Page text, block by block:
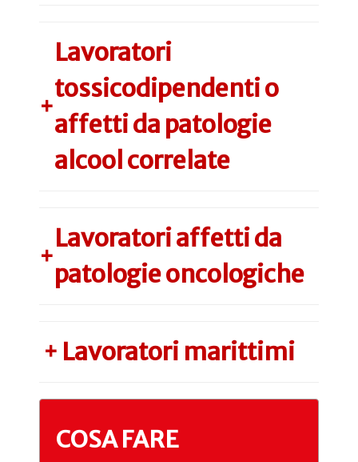
+
Lavoratori
tossicodipendenti o
affetti da patologie
alcool correlate
+
Lavoratori affetti da
patologie oncologiche
+ Lavoratori marittimi
COSA FARE